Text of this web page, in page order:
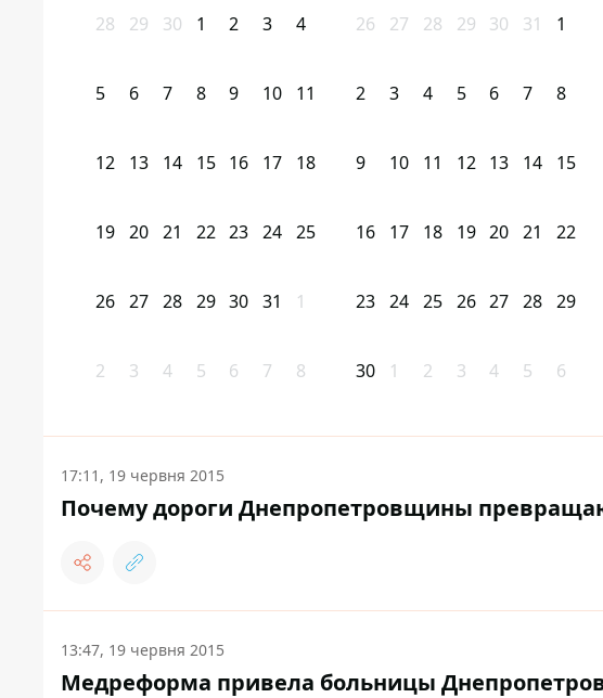
28 29 30 1 2 3 4
5 6 7 8 9 10 11
12 13 14 15 16 17 18
19 20 21 22 23 24 25
26 27 28 29 30 31 1
2 3 4 5 6 7 8
26 27 28 29 30 31 1
2 3 4 5 6 7 8
9 10 11 12 13 14 15
16 17 18 19 20 21 22
23 24 25 26 27 28 29
30 1 2 3 4 5 6
17:11, 19 червня 2015
Почему дороги Днепропетровщины
13:47, 19 червня 2015
Медреформа привела больницы